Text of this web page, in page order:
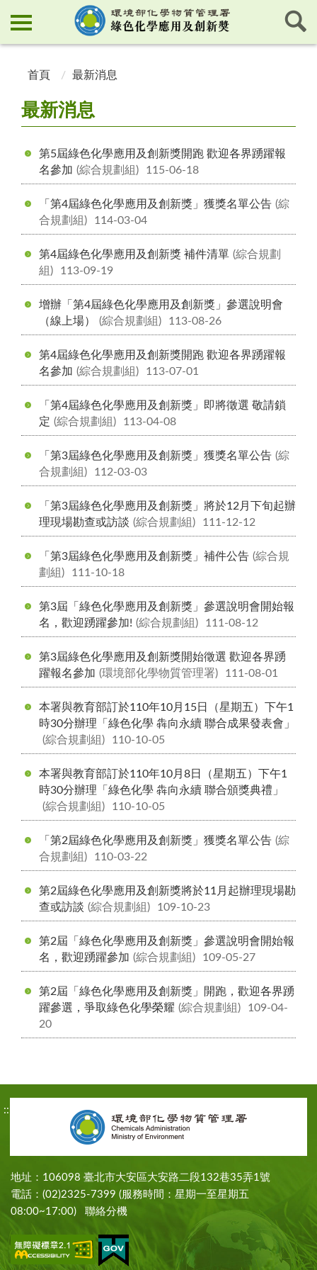
首頁 最新消息
最新消息
第5屆綠色化學應用及創新獎開跑 歡迎各界踴躍報
名參加 (綜合規劃組) 115-06-18
「第4屆綠色化學應用及創新獎」獲獎名單公告 (綜
合規劃組)
114-03-04
第4屆綠色化學應用及創新獎 補件清單 (綜合規劃
組)
113-09-19
增辦「第4屆綠色化學應用及創新獎」參選說明會
（線上場）
(綜合規劃組) 113-08-26
第4屆綠色化學應用及創新獎開跑 歡迎各界踴躍報
名參加 (綜合規劃組) 113-07-01
「第4屆綠色化學應用及創新獎」即將徵選 敬請鎖
定 (綜合規劃組) 113-04-08
「第3屆綠色化學應用及創新獎」獲獎名單公告 (綜
合規劃組)
112-03-03
「第3屆綠色化學應用及創新獎」將於12月下旬起辦
理現場勘查或訪談 (綜合規劃組) 111-12-12
「第3屆綠色化學應用及創新獎」補件公告 (綜合規
劃組)
111-10-18
第3屆「綠色化學應用及創新獎」參選說明會開始報
名，歡迎踴躍參加! (綜合規劃組) 111-08-12
第3屆綠色化學應用及創新獎開始徵選 歡迎各界踴
躍報名參加 (環境部化學物質管理署) 111-08-01
本署與教育部訂於110年10月15日（星期五）下午1
時30分辦理「綠色化學 犇向永續 聯合成果發表會」
(綜合規劃組)
110-10-05
本署與教育部訂於110年10月8日（星期五）下午1
時30分辦理「綠色化學 犇向永續 聯合頒獎典禮」
(綜合規劃組)
110-10-05
「第2屆綠色化學應用及創新獎」獲獎名單公告 (綜
合規劃組)
110-03-22
第2屆綠色化學應用及創新獎將於11月起辦理現場勘
查或訪談 (綜合規劃組) 109-10-23
第2屆「綠色化學應用及創新獎」參選說明會開始報
名，歡迎踴躍參加 (綜合規劃組) 109-05-27
第2屆「綠色化學應用及創新獎」開跑，歡迎各界踴
躍參選，爭取綠色化學榮耀 (綜合規劃組)
109-04-
20
:::
地址：106098 臺北市大安區大安路二段132巷35弄1號
電話：(02)2325-7399 (服務時間：星期一至星期五
08:00~17:00) 聯絡分機